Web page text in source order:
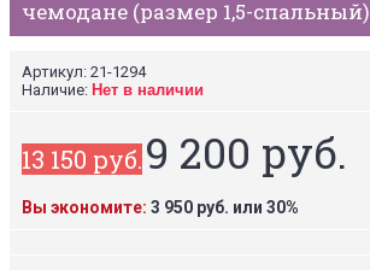
чемодане (размер 1,5-спальный)
Артикул: 21-1294
Наличие: Нет в наличии
13 150 руб.9 200 руб.
Вы экономите: 3 950 руб. или 30%